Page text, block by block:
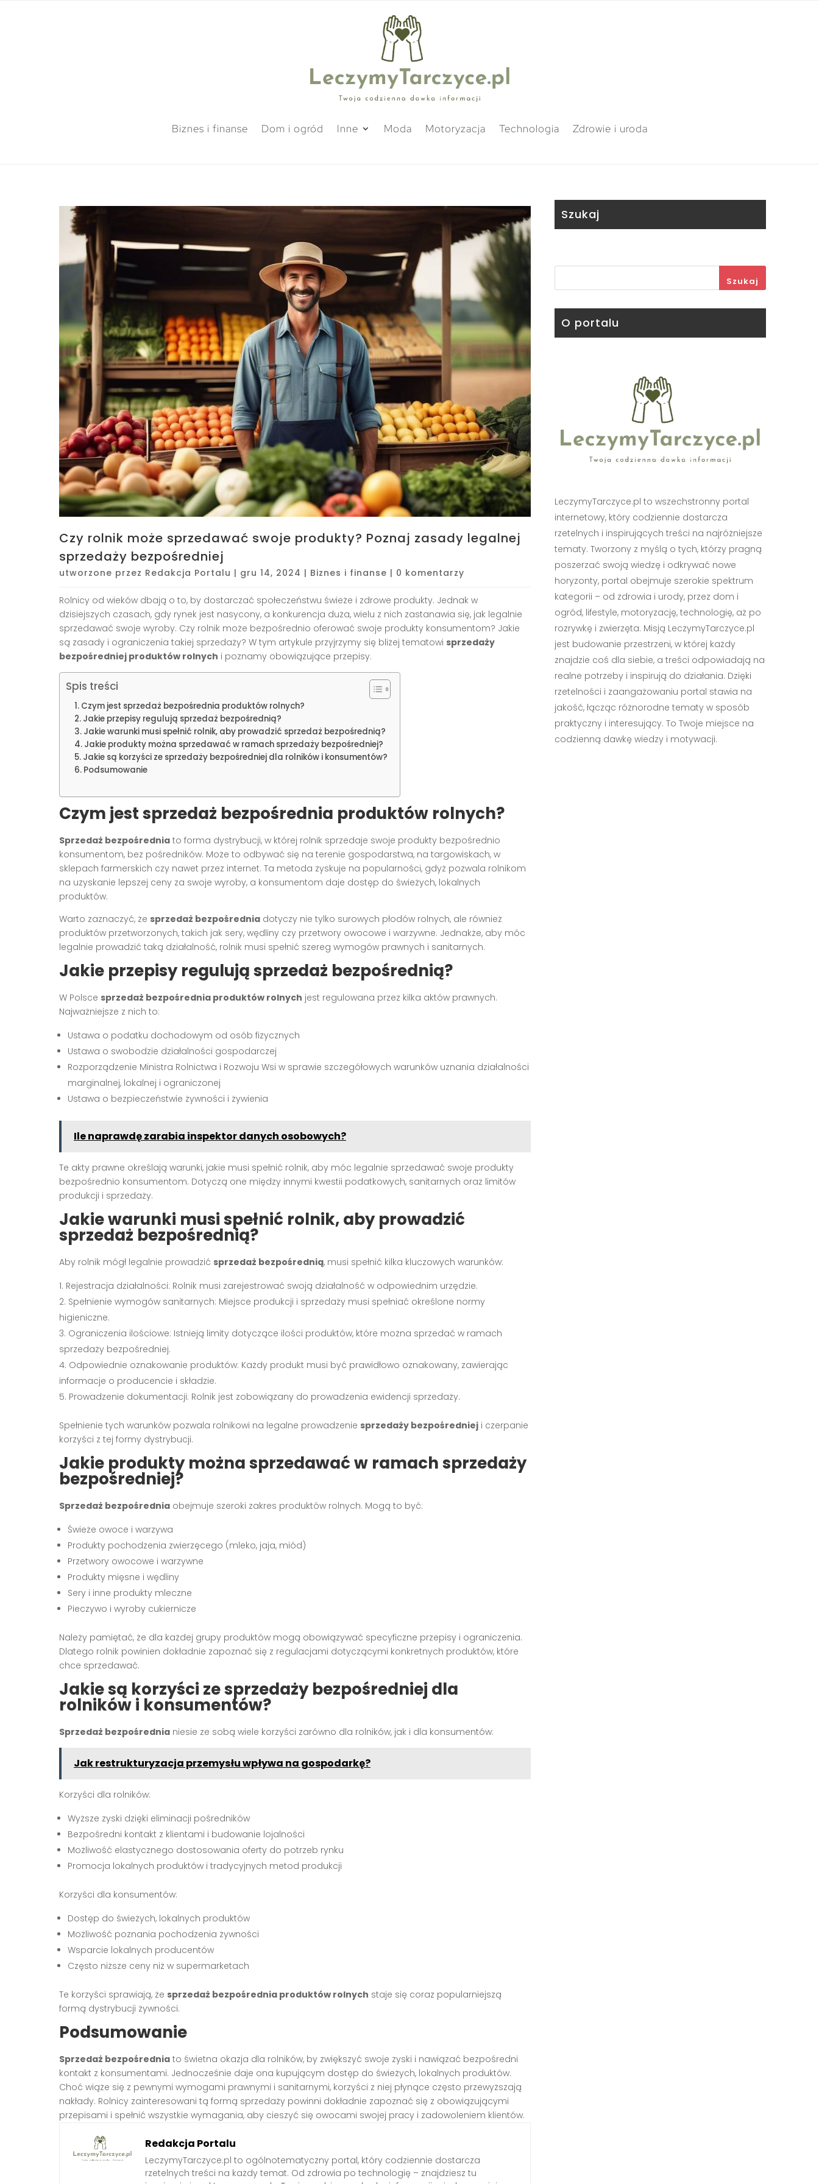
Biznes i finanse Dom i ogród Inne Moda Motoryzacja Technologia Zdrowie i uroda
Czy rolnik może sprzedawać swoje produkty? Poznaj zasady legalnej
sprzedaży bezpośredniej
utworzone przez Redakcja Portalu | gru 14, 2024 | Biznes i finanse | 0 komentarzy
Rolnicy od wieków dbają o to, by dostarczać społeczeństwu świeże i zdrowe produkty. Jednak w
dzisiejszych czasach, gdy rynek jest nasycony, a konkurencja duża, wielu z nich zastanawia się, jak legalnie
sprzedawać swoje wyroby. Czy rolnik może bezpośrednio oferować swoje produkty konsumentom? Jakie
są zasady i ograniczenia takiej sprzedaży? W tym artykule przyjrzymy się bliżej tematowi sprzedaży
bezpośredniej produktów rolnych i poznamy obowiązujące przepisy.
Spis treści
Czym jest sprzedaż bezpośrednia produktów rolnych?
Jakie przepisy regulują sprzedaż bezpośrednią?
Jakie warunki musi spełnić rolnik, aby prowadzić sprzedaż bezpośrednią?
Jakie produkty można sprzedawać w ramach sprzedaży bezpośredniej?
Jakie są korzyści ze sprzedaży bezpośredniej dla rolników i konsumentów?
Podsumowanie
Czym jest sprzedaż bezpośrednia produktów rolnych?
Sprzedaż bezpośrednia to forma dystrybucji, w której rolnik sprzedaje swoje produkty bezpośrednio
konsumentom, bez pośredników. Może to odbywać się na terenie gospodarstwa, na targowiskach, w
sklepach farmerskich czy nawet przez internet. Ta metoda zyskuje na popularności, gdyż pozwala rolnikom
na uzyskanie lepszej ceny za swoje wyroby, a konsumentom daje dostęp do świeżych, lokalnych
produktów.
Warto zaznaczyć, że sprzedaż bezpośrednia dotyczy nie tylko surowych płodów rolnych, ale również
produktów przetworzonych, takich jak sery, wędliny czy przetwory owocowe i warzywne. Jednakże, aby móc
legalnie prowadzić taką działalność, rolnik musi spełnić szereg wymogów prawnych i sanitarnych.
Jakie przepisy regulują sprzedaż bezpośrednią?
W Polsce sprzedaż bezpośrednia produktów rolnych jest regulowana przez kilka aktów prawnych.
Najważniejsze z nich to:
Ustawa o podatku dochodowym od osób fizycznych
Ustawa o swobodzie działalności gospodarczej
Rozporządzenie Ministra Rolnictwa i Rozwoju Wsi w sprawie szczegółowych warunków uznania działalności
marginalnej, lokalnej i ograniczonej
Ustawa o bezpieczeństwie żywności i żywienia
Ile naprawdę zarabia inspektor danych osobowych?
Te akty prawne określają warunki, jakie musi spełnić rolnik, aby móc legalnie sprzedawać swoje produkty
bezpośrednio konsumentom. Dotyczą one między innymi kwestii podatkowych, sanitarnych oraz limitów
produkcji i sprzedaży.
Jakie warunki musi spełnić rolnik, aby prowadzić
sprzedaż bezpośrednią?
Aby rolnik mógł legalnie prowadzić sprzedaż bezpośrednią, musi spełnić kilka kluczowych warunków:
Rejestracja działalności: Rolnik musi zarejestrować swoją działalność w odpowiednim urzędzie.
Spełnienie wymogów sanitarnych: Miejsce produkcji i sprzedaży musi spełniać określone normy
higieniczne.
Ograniczenia ilościowe: Istnieją limity dotyczące ilości produktów, które można sprzedać w ramach
sprzedaży bezpośredniej.
Odpowiednie oznakowanie produktów: Każdy produkt musi być prawidłowo oznakowany, zawierając
informacje o producencie i składzie.
Prowadzenie dokumentacji: Rolnik jest zobowiązany do prowadzenia ewidencji sprzedaży.
Spełnienie tych warunków pozwala rolnikowi na legalne prowadzenie sprzedaży bezpośredniej i czerpanie
korzyści z tej formy dystrybucji.
Jakie produkty można sprzedawać w ramach sprzedaży
bezpośredniej?
Sprzedaż bezpośrednia obejmuje szeroki zakres produktów rolnych. Mogą to być:
Świeże owoce i warzywa
Produkty pochodzenia zwierzęcego (mleko, jaja, miód)
Przetwory owocowe i warzywne
Produkty mięsne i wędliny
Sery i inne produkty mleczne
Pieczywo i wyroby cukiernicze
Należy pamiętać, że dla każdej grupy produktów mogą obowiązywać specyficzne przepisy i ograniczenia.
Dlatego rolnik powinien dokładnie zapoznać się z regulacjami dotyczącymi konkretnych produktów, które
chce sprzedawać.
Jakie są korzyści ze sprzedaży bezpośredniej dla
rolników i konsumentów?
Sprzedaż bezpośrednia niesie ze sobą wiele korzyści zarówno dla rolników, jak i dla konsumentów:
Jak restrukturyzacja przemysłu wpływa na gospodarkę?
Korzyści dla rolników:
Wyższe zyski dzięki eliminacji pośredników
Bezpośredni kontakt z klientami i budowanie lojalności
Możliwość elastycznego dostosowania oferty do potrzeb rynku
Promocja lokalnych produktów i tradycyjnych metod produkcji
Korzyści dla konsumentów:
Dostęp do świeżych, lokalnych produktów
Możliwość poznania pochodzenia żywności
Wsparcie lokalnych producentów
Często niższe ceny niż w supermarketach
Te korzyści sprawiają, że sprzedaż bezpośrednia produktów rolnych staje się coraz popularniejszą
formą dystrybucji żywności.
Podsumowanie
Sprzedaż bezpośrednia to świetna okazja dla rolników, by zwiększyć swoje zyski i nawiązać bezpośredni
kontakt z konsumentami. Jednocześnie daje ona kupującym dostęp do świeżych, lokalnych produktów.
Choć wiąże się z pewnymi wymogami prawnymi i sanitarnymi, korzyści z niej płynące często przewyższają
nakłady. Rolnicy zainteresowani tą formą sprzedaży powinni dokładnie zapoznać się z obowiązującymi
przepisami i spełnić wszystkie wymagania, aby cieszyć się owocami swojej pracy i zadowoleniem klientów.
Redakcja Portalu
LeczymyTarczyce.pl to ogólnotematyczny portal, który codziennie dostarcza
rzetelnych treści na każdy temat. Od zdrowia po technologię – znajdziesz tu
Szukaj
Szukaj
O portalu
LeczymyTarczyce.pl to wszechstronny portal
internetowy, który codziennie dostarcza
rzetelnych i inspirujących treści na najróżniejsze
tematy. Tworzony z myślą o tych, którzy pragną
poszerzać swoją wiedzę i odkrywać nowe
horyzonty, portal obejmuje szerokie spektrum
kategorii – od zdrowia i urody, przez dom i
ogród, lifestyle, motoryzację, technologię, aż po
rozrywkę i zwierzęta. Misją LeczymyTarczyce.pl
jest budowanie przestrzeni, w której każdy
znajdzie coś dla siebie, a treści odpowiadają na
realne potrzeby i inspirują do działania. Dzięki
rzetelności i zaangażowaniu portal stawia na
jakość, łącząc różnorodne tematy w sposób
praktyczny i interesujący. To Twoje miejsce na
codzienną dawkę wiedzy i motywacji.